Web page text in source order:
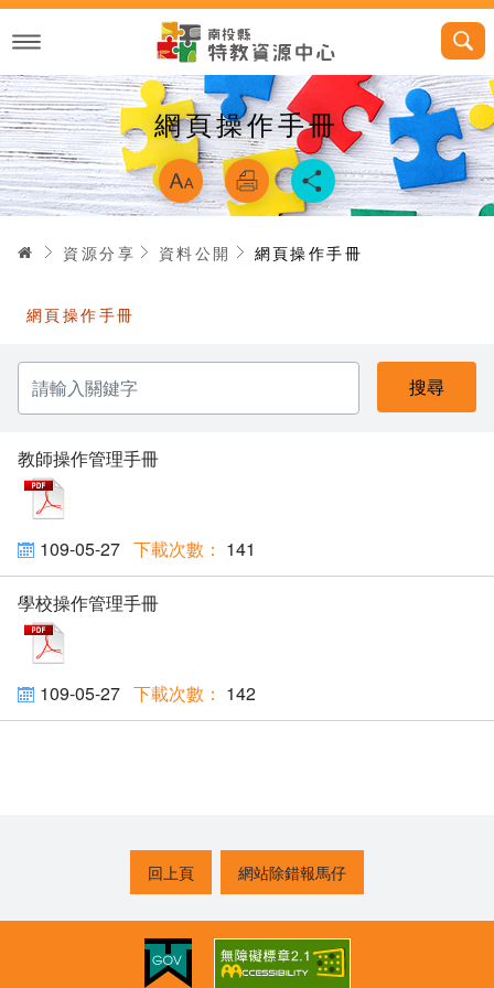
跳
主
內
容
網頁操作手冊 略過字型切換
首頁資源分享 資料公開 網頁操作手冊
網頁操作手冊
請
輸
入
關
字
教師操作管理手冊
109-05-27 141
學校操作管理手冊
109-05-27 142
回上頁 網站除錯報馬仔